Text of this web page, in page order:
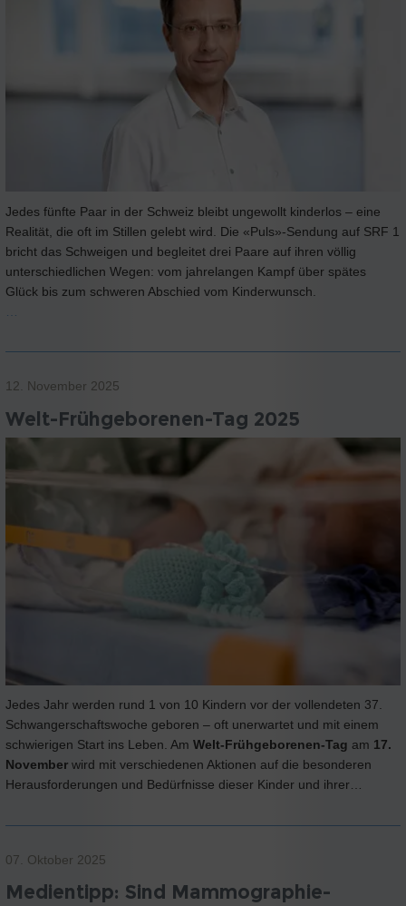
Jedes fünfte Paar in der Schweiz bleibt ungewollt kinderlos – eine
Realität, die oft im Stillen gelebt wird. Die «Puls»-Sendung auf SRF 1
bricht das Schweigen und begleitet drei Paare auf ihren völlig
unterschiedlichen Wegen: vom jahrelangen Kampf über spätes
Glück bis zum schweren Abschied vom Kinderwunsch.
12. November 2025
Welt-Frühgeborenen-Tag 2025
Jedes Jahr werden rund 1 von 10 Kindern vor der vollendeten 37.
Schwangerschaftswoche geboren – oft unerwartet und mit einem
schwierigen Start ins Leben. Am Welt-Frühgeborenen-Tag am 17.
November wird mit verschiedenen Aktionen auf die besonderen
Herausforderungen und Bedürfnisse dieser Kinder und ihrer…
07. Oktober 2025
Medientipp: Sind Mammographie-